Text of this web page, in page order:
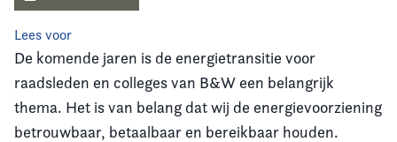
Kennis & Informatie
Vereniging
Contact
Lees voor
De komende jaren is de energietransitie voor
raadsleden en colleges van B&W een belangrijk
thema. Het is van belang dat wij de energievoorziening
betrouwbaar, betaalbaar en bereikbaar houden.